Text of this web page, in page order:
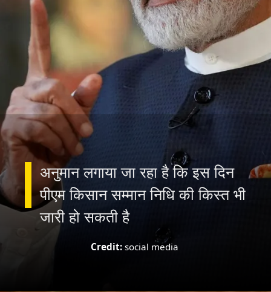
अनुमान लगाया जा रहा है कि इस दिन
पीएम किसान सम्मान निधि की किस्त भी
जारी हो सकती है
Credit:social media